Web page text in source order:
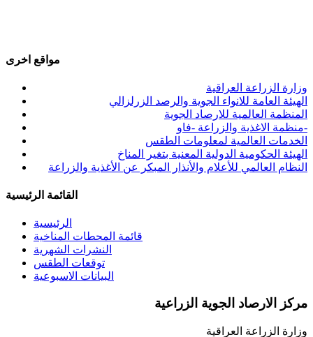
مواقع اخرى
وزارة الزراعة العراقية
الهيئة العامة للانواء الجوية والرصد الزرلزالي
المنظمة العالمية للارصاد الجوية
منظمة الاغذية والزراعة -فاو-
الخدمات العالمية لمعلومات الطقس
الهيئة الحكومية الدولية المعنية بتغير المناخ
النظام العالمي للأعلام والأنذار المبكر عن الأغذية والزراعة
القائمة الرئيسية
الرئيسية
قائمة المحطات المناخية
النشرات الشهرية
توقعات الطقس
البيانات الاسبوعية
مركز الارصاد الجوية الزراعية
وزارة الزراعة العراقية